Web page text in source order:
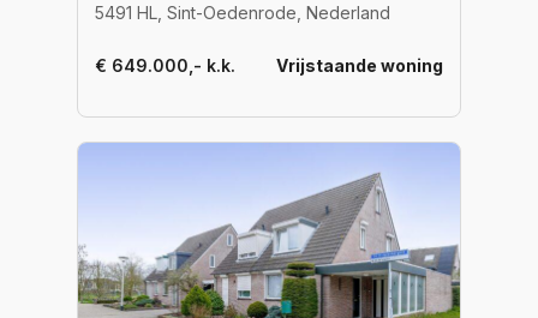
5491 HL, Sint-Oedenrode, Nederland
€ 649.000,- k.k. Vrijstaande woning